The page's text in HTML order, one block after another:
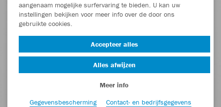
aangenaam mogelijke surfervaring te bieden. U kan uw
instellingen bekijken voor meer info over de door ons
gebruikte cookies.
Accepteer alles
Alles afwijzen
Meer info
Gegevensbescherming
Contact- en bedrijfsgegevens